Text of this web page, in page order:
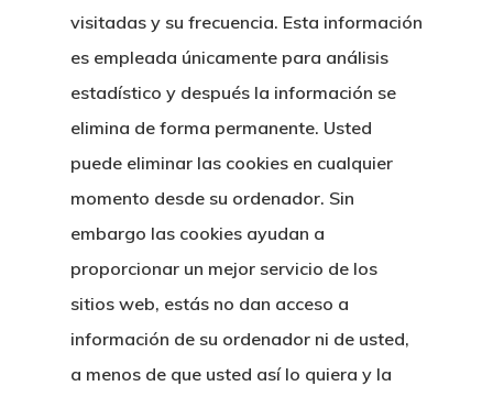
visitadas y su frecuencia. Esta información
es empleada únicamente para análisis
estadístico y después la información se
elimina de forma permanente. Usted
puede eliminar las cookies en cualquier
momento desde su ordenador. Sin
embargo las cookies ayudan a
proporcionar un mejor servicio de los
sitios web, estás no dan acceso a
información de su ordenador ni de usted,
a menos de que usted así lo quiera y la